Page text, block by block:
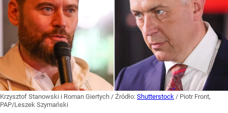
Krzysztof Stanowski i Roman Giertych / Źródło: Shutterstock / Piotr Front,
PAP/Leszek Szymański